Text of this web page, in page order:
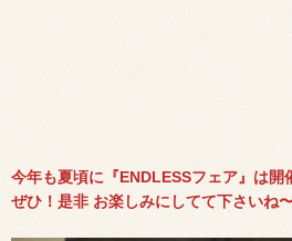
今年も夏頃に『ENDLESSフェア』は開
ぜひ！是非 お楽しみにしてて下さいね